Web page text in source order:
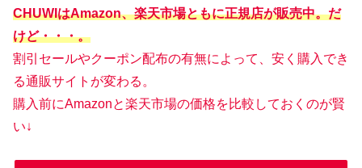
CHUWIはAmazon、楽天市場ともに正規店が販売中。だ
けど・・・。
割引セールやクーポン配布の有無によって、安く購入でき
る通販サイトが変わる。
購入前にAmazonと楽天市場の価格を比較しておくのが賢
い↓